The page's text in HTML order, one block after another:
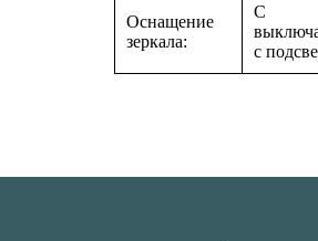
Оснащение
зеркала:
С
с